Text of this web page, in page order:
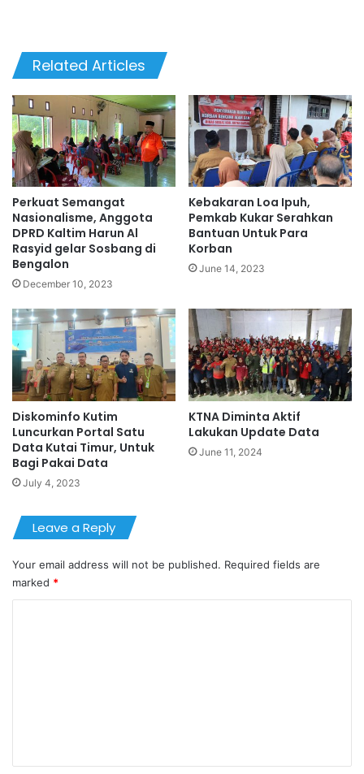
Related Articles
Perkuat Semangat
Nasionalisme, Anggota
DPRD Kaltim Harun Al
Rasyid gelar Sosbang di
Bengalon
December 10, 2023
Kebakaran Loa Ipuh,
Pemkab Kukar Serahkan
Bantuan Untuk Para
Korban
June 14, 2023
Diskominfo Kutim
Luncurkan Portal Satu
Data Kutai Timur, Untuk
Bagi Pakai Data
July 4, 2023
KTNA Diminta Aktif
Lakukan Update Data
June 11, 2024
Leave a Reply
Your email address will not be published. Required fields are
marked *